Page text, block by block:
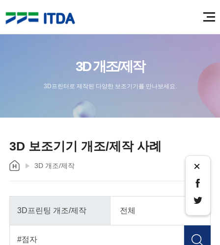
3D 개조/제작
3D프린터로 제작된 다양한 보조기기를 만나보세요.
3D 보조기기 개조/제작 사례
3D 개조/제작 ×